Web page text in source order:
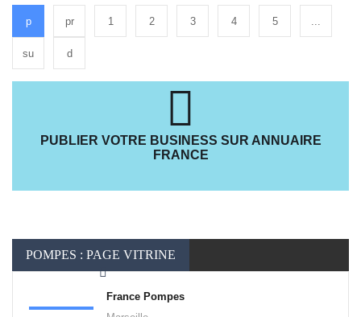
p pr 1 2 3 4 5
su d
PUBLIER VOTRE BUSINESS SUR ANNUAIRE
FRANCE
POMPES : PAGE VITRINE
France Pompes